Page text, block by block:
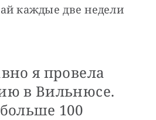
каждые две недели
я провела
в Вильнюсе.
100